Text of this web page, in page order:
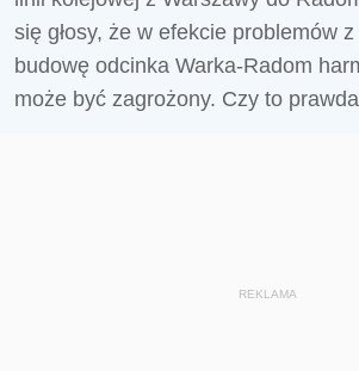
się głosy, że w efekcie problemów
budowę odcinka Warka-Radom
może być zagrożony. Czy to
REKLAMA